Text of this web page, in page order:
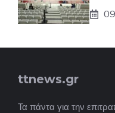
ttnews.gr
Τα πάντα για την